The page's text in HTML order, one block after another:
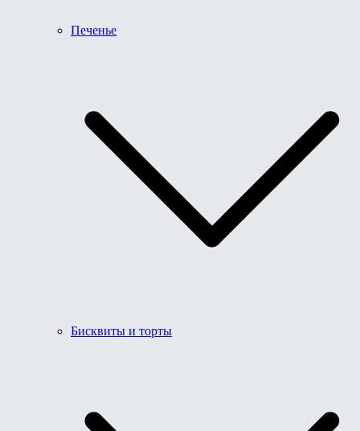
Печенье
Бисквиты и торты